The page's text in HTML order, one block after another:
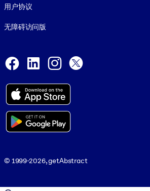
用户协议
无障碍访问版
Facebook
LinkedInInstagram
© 1999-2026, getAbstract